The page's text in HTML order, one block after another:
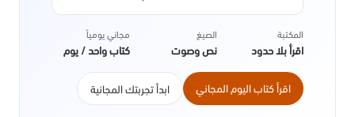
المكتبة
اقرأ بلا حدود
الصيغ
نص وصوت
مجاني يومياً
كتاب واحد / يوم
اقرأ كتاب اليوم المجاني ابدأ تجربتك المجانية